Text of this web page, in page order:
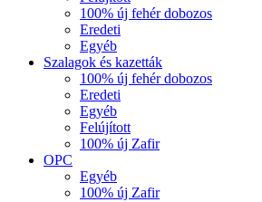
100% új fehér dobozos
Eredeti
Egyéb
Szalagok és kazetták
100% új fehér dobozos
Eredeti
Egyéb
Felújított
100% új Zafir
OPC
Egyéb
100% új Zafir